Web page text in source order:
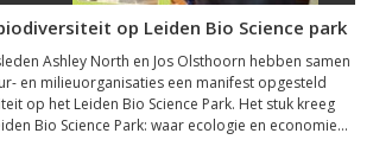
op Leiden Bio Science park
Ashley North en Jos Olsthoorn hebben samen
en milieuorganisaties een manifest opgesteld
op het Leiden Bio Science Park. Het stuk kreeg
Bio Science Park: waar ecologie en economie...